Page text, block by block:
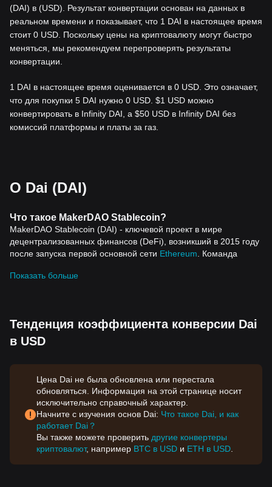
(DAI) в (USD). Результат конвертации основан на данных в
реальном времени и показывает, что 1 DAI в настоящее время
стоит 0 USD. Поскольку цены на криптовалюту могут быстро
меняться, мы рекомендуем перепроверять результаты
конвертации.
1 DAI в настоящее время оценивается в 0 USD. Это означает,
что для покупки 5 DAI нужно 0 USD. $1 USD можно
конвертировать в Infinity DAI, а $50 USD в Infinity DAI без
комиссий платформы и платы за газ.
О Dai (DAI)
Что такое MakerDAO Stablecoin?
MakerDAO Stablecoin (DAI) - ключевой проект в мире
децентрализованных финансов (DeFi), возникший в 2015 году
после запуска первой основной сети Ethereum . Команда
позволяющую создавать стейблкоин DAI. Ma
Кроме того, MakerDAO заложил основу для заемных и
кредитных операций на блокчейне Ethereum, с основной
облегчить доступ к займам.
В отличие от USDT или USDC, стоимость стейблкоина DAI
привязана к доллару США в соотношении 1:1 без
необходимости физических резервов. MakerDAO позволяет
заемщикам создавать DAI, внося залог. С реди
поддерживаемых залогов - Ethereum (ETH), Wrapped
(WBTC), ETH-Staked ETH Liquidity Pair on Curve v1
(CRVV1ETHSTETH), Wrapped stETH (WSTETH) и еще более
10 криптовалют.
Показать больше
Тенденция коэффициента конверсии Dai
в USD
Цена Dai не была обновлена или перестала
обновляться. Информация на этой странице носит
исключительно справочный характер.
Начните с изучения основ Dai: Что такое Dai, и как
работает Dai？
Вы также можете проверить другие конвертеры
криптовалют, например BTC в USD и ETH в USD